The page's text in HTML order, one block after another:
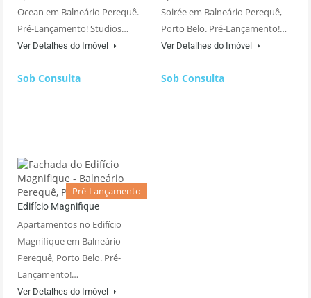
Ocean em Balneário Perequê.
Pré-Lançamento! Studios…
Ver Detalhes do Imóvel
Sob Consulta
Soirée em Balneário Perequê,
Porto Belo. Pré-Lançamento!…
Ver Detalhes do Imóvel
Sob Consulta
Pré-Lançamento
Edifício Magnifique
Apartamentos no Edifício
Magnifique em Balneário
Perequê, Porto Belo. Pré-
Lançamento!…
Ver Detalhes do Imóvel